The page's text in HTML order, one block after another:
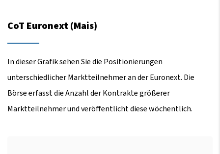
CoT Euronext (Mais)
In dieser Grafik sehen Sie die Positionierungen
unterschiedlicher Marktteilnehmer an der Euronext. Die
Börse erfasst die Anzahl der Kontrakte größerer
Marktteilnehmer und veröffentlicht diese wöchentlich.